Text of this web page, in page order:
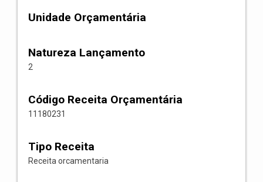
Unidade Orçamentária
Natureza Lançamento
2
Código Receita Orçamentária
11180231
Tipo Receita
Receita orcamentaria